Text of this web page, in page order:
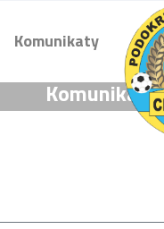
Komunikaty
Komunikat